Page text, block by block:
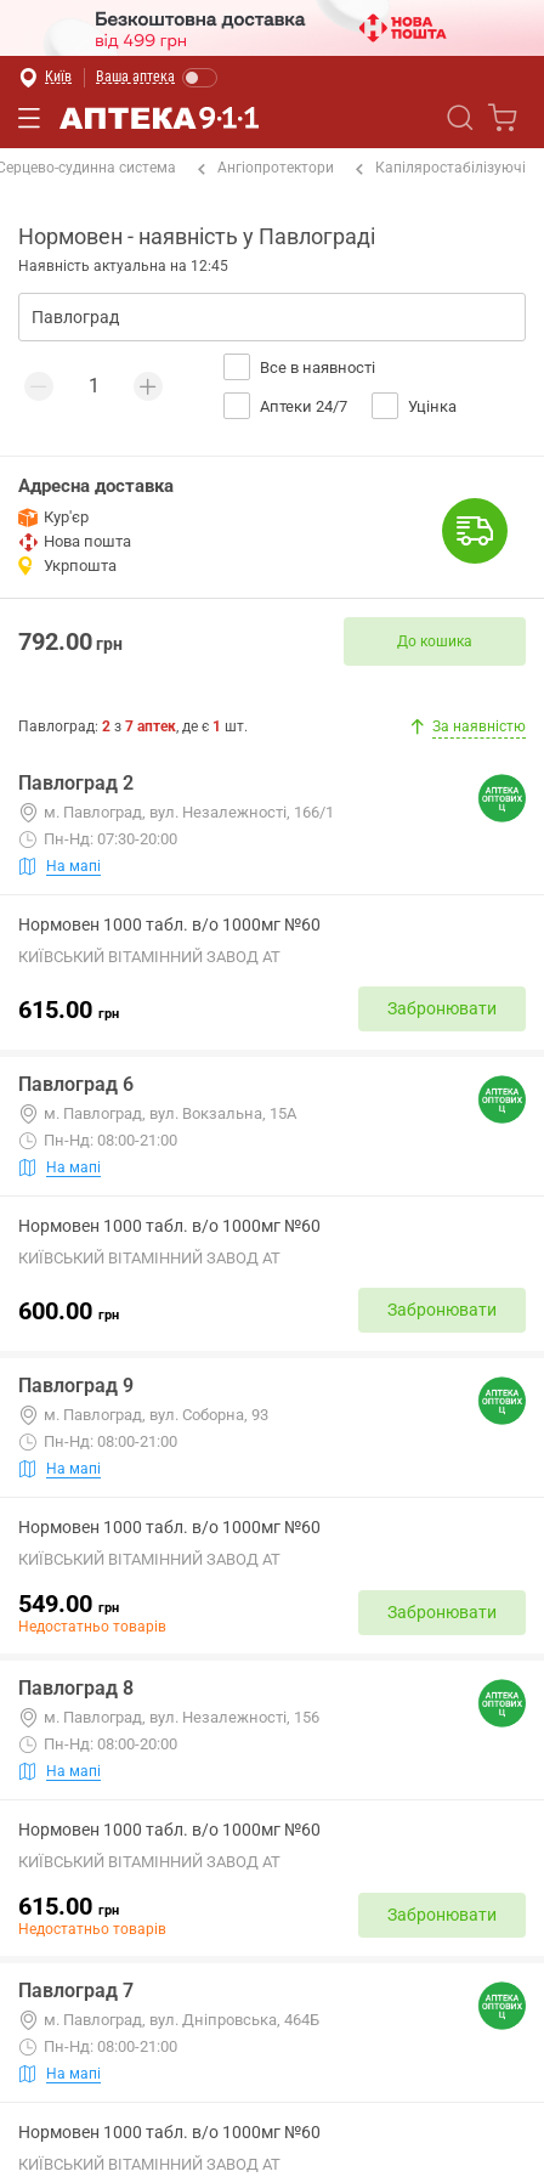
Київ Ваша аптека
судинна система Ангіопротектори Капіляростабілізуючі
Нормовен - наявність у Павлограді
Наявність актуальна на 12:45
Все в наявності
Аптеки 24/7 Уцінка
Адресна доставка
Кур'єр
Нова пошта
Укрпошта
792.00грн До кошика
Павлоград: 2 з 7 аптек, де є 1 шт. За наявністю
Павлоград 2
м. Павлоград, вул. Незалежності, 166/1
Пн-Нд: 07:30-20:00
На мапі
Нормовен 1000 табл. в/о 1000мг №60
КИЇВСЬКИЙ ВІТАМІННИЙ ЗАВОД АТ
615.00 грн Забронювати
Павлоград 6
м. Павлоград, вул. Вокзальна, 15А
Пн-Нд: 08:00-21:00
На мапі
Нормовен 1000 табл. в/о 1000мг №60
КИЇВСЬКИЙ ВІТАМІННИЙ ЗАВОД АТ
600.00 грн Забронювати
Павлоград 9
м. Павлоград, вул. Соборна, 93
Пн-Нд: 08:00-21:00
На мапі
Нормовен 1000 табл. в/о 1000мг №60
КИЇВСЬКИЙ ВІТАМІННИЙ ЗАВОД АТ
549.00 грн
Недостатньо товарів
Забронювати
Павлоград 8
м. Павлоград, вул. Незалежності, 156
Пн-Нд: 08:00-20:00
На мапі
Нормовен 1000 табл. в/о 1000мг №60
КИЇВСЬКИЙ ВІТАМІННИЙ ЗАВОД АТ
615.00 грн
Недостатньо товарів
Забронювати
Павлоград 7
м. Павлоград, вул. Дніпровська, 464Б
Пн-Нд: 08:00-21:00
На мапі
Нормовен 1000 табл. в/о 1000мг №60
КИЇВСЬКИЙ ВІТАМІННИЙ ЗАВОД АТ